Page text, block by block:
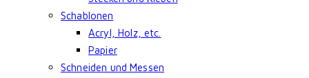
Schablonen
Acryl, Holz, etc.
Papier
Schneiden und Messen